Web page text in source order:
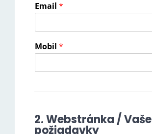
Email *
Mobil *
2. Webstránka / Vaše
požiadavky